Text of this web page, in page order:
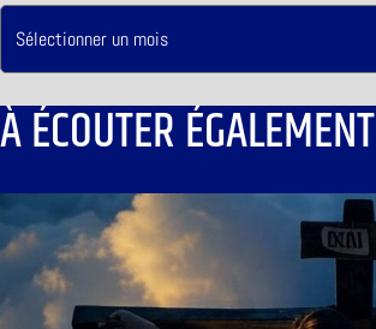
À ÉCOUTER ÉGALEMENT